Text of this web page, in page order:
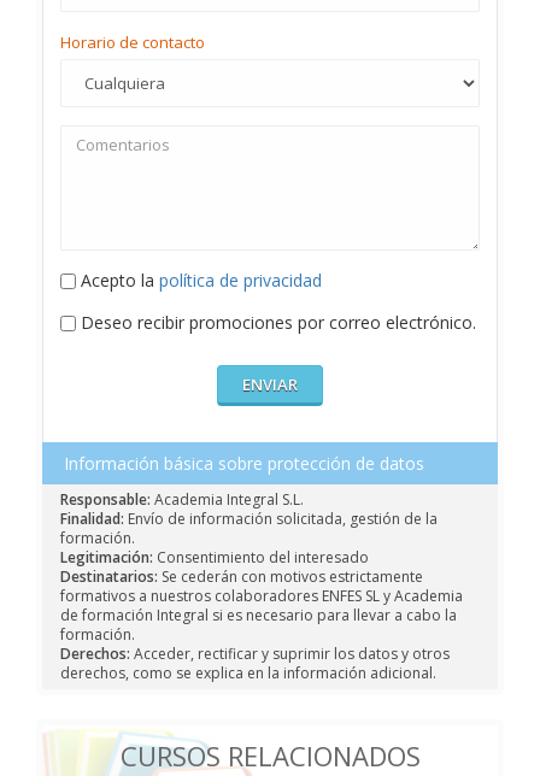
Horario de contacto
Acepto la política de privacidad
Deseo recibir promociones por correo electrónico.
Información básica sobre protección de datos
Responsable: Academia Integral S.L.
Finalidad: Envío de información solicitada, gestión de la
formación.
Legitimación: Consentimiento del interesado
Destinatarios: Se cederán con motivos estrictamente
formativos a nuestros colaboradores ENFES SL y Academia
de formación Integral si es necesario para llevar a cabo la
formación.
Derechos: Acceder, rectificar y suprimir los datos y otros
derechos, como se explica en la información adicional.
CURSOS RELACIONADOS